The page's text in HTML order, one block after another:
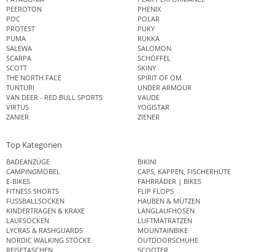
PEEROTON
PHENIX
POC
POLAR
PROTEST
PUKY
PUMA
RUKKA
SALEWA
SALOMON
SCARPA
SCHÖFFEL
SCOTT
SKINY
THE NORTH FACE
SPIRIT OF OM
TUNTURI
UNDER ARMOUR
VAN DEER - RED BULL SPORTS
VAUDE
VIRTUS
YOGISTAR
ZANIER
ZIENER
Top Kategorien
BADEANZÜGE
BIKINI
CAMPINGMÖBEL
CAPS, KAPPEN, FISCHERHÜTE
E-BIKES
FAHRRÄDER | BIKES
FITNESS SHORTS
FLIP FLOPS
FUSSBALLSOCKEN
HAUBEN & MÜTZEN
KINDERTRAGEN & KRAXE
LANGLAUFHOSEN
LAUFSOCKEN
LUFTMATRATZEN
LYCRAS & RASHGUARDS
MOUNTAINBIKE
NORDIC WALKING STÖCKE
OUTDOORSCHUHE
REISETASCHEN
SCOOTER